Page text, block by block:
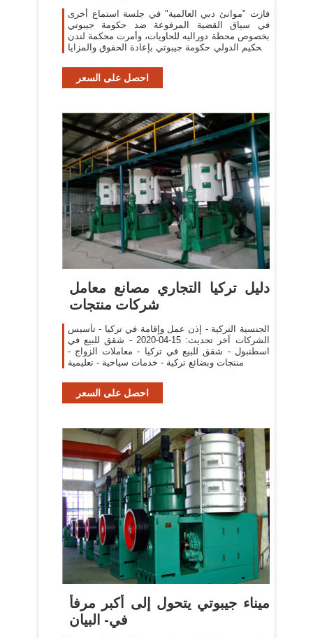
فازت "موانئ دبي العالمية" في جلسة استماع أخرى
في سياق القضية المرفوعة ضد حكومة جيبوتي
بخصوص محطة دوراليه للحاويات، وأمرت محكمة لندن
للتحكيم الدولي حكومة جيبوتي بإعادة الحقوق والمزايا
احصل على السعر
دليل تركيا التجاري مصانع معامل
شركات منتجات
الجنسية التركية - إذن عمل وإقامة في تركيا - تأسيس
الشركات آخر تحديث: 15-04-2020 - شقق للبيع في
اسطنبول - شقق للبيع في تركيا - معاملات الزواج -
منتجات وبضائع تركية - خدمات سياحية - تعليمية
احصل على السعر
ميناء جيبوتي يتحول إلى أكبر مرفأ
في- البيان